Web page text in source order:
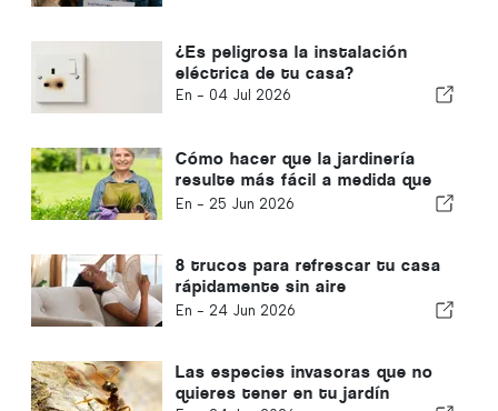
¿Es peligrosa la instalación
eléctrica de tu casa?
En - 04 Jul 2026
Cómo hacer que la jardinería
resulte más fácil a medida que
te vas haciendo mayor
En - 25 Jun 2026
8 trucos para refrescar tu casa
rápidamente sin aire
acondicionado
En - 24 Jun 2026
Las especies invasoras que no
quieres tener en tu jardín